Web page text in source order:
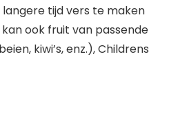
tijd vers te maken
ook fruit van passende
kiwi’s, enz.), Childrens